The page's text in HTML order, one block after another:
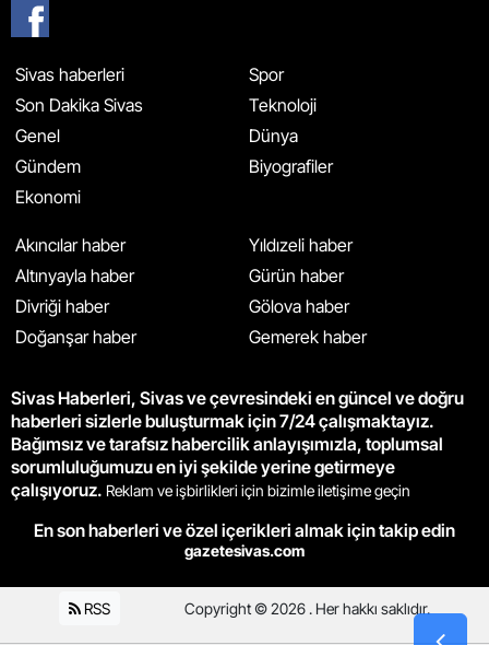
Sivas haberleri
Son Dakika Sivas
Genel
Gündem
Ekonomi
Spor
Teknoloji
Dünya
Biyografiler
Akıncılar haber
Altınyayla haber
Divriği haber
Doğanşar haber
Yıldızeli haber
Gürün haber
Gölova haber
Gemerek haber
Sivas Haberleri, Sivas ve çevresindeki en güncel ve doğru
haberleri sizlerle buluşturmak için 7/24 çalışmaktayız.
Bağımsız ve tarafsız habercilik anlayışımızla, toplumsal
sorumluluğumuzu en iyi şekilde yerine getirmeye
çalışıyoruz. Reklam ve işbirlikleri için bizimle iletişime geçin
En son haberleri ve özel içerikleri almak için takip edin
gazetesivas.com
RSS Copyright © 2026 . Her hakkı saklıdır.